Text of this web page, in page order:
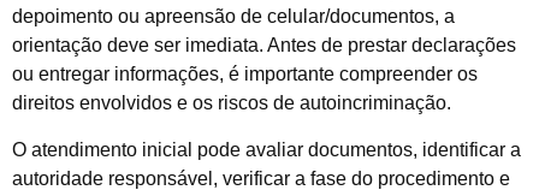
depoimento ou apreensão de celular/documentos, a
orientação deve ser imediata. Antes de prestar declarações
ou entregar informações, é importante compreender os
direitos envolvidos e os riscos de autoincriminação.
O atendimento inicial pode avaliar documentos, identificar a
autoridade responsável, verificar a fase do procedimento e